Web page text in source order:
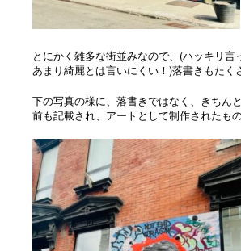
とにかく雑多な街並みなので、(ハッキリ言
あまり綺麗とは言いにくい！)落書きもたく
下の写真の様に、落書きではなく、きちん
前も記載され、アートとして制作されたも